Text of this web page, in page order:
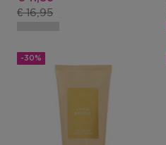
Productprijs
€ 16,95
-30%